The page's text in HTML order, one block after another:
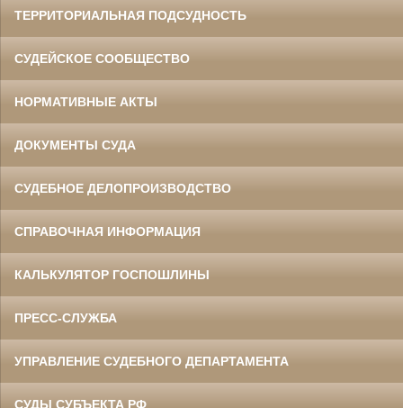
ТЕРРИТОРИАЛЬНАЯ ПОДСУДНОСТЬ
СУДЕЙСКОЕ СООБЩЕСТВО
НОРМАТИВНЫЕ АКТЫ
ДОКУМЕНТЫ СУДА
СУДЕБНОЕ ДЕЛОПРОИЗВОДСТВО
СПРАВОЧНАЯ ИНФОРМАЦИЯ
КАЛЬКУЛЯТОР ГОСПОШЛИНЫ
ПРЕСС-СЛУЖБА
УПРАВЛЕНИЕ СУДЕБНОГО ДЕПАРТАМЕНТА
СУДЫ СУБЪЕКТА РФ